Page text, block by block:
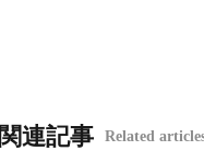
関連記事 Related